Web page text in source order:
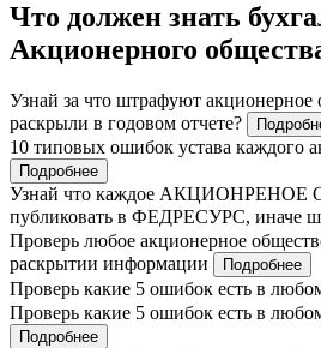
Что должен знать
Акционерного
Узнай за что штрафуют акционерное
раскрыли в годовом отчете?
10 типовых ошибок устава каждого
Подробнее
Узнай что каждое АКЦИОНРЕНОЕ
публиковать в ФЕДРЕСУРС, иначе
Проверь любое акционерное
раскрытии информации
Подробнее
Проверь какие 5 ошибок есть в
Проверь какие 5 ошибок есть в
Подробнее